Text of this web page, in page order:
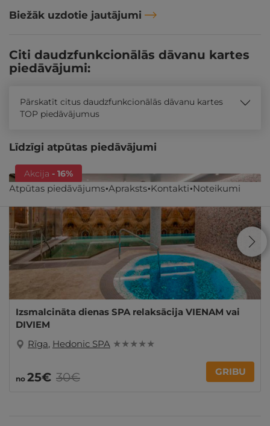
Biežāk uzdotie jautājumi
Atpūtas piedāvājums Apraksts Kontakti Noteikumi
Citi daudzfunkcionālās dāvanu kartes
piedāvājumi:
Pārskatīt citus daudzfunkcionālās dāvanu kartes
TOP piedāvājumus
Līdzīgi atpūtas piedāvājumi
Akcija - 16%
Izsmalcināta dienas SPA relaksācija VIENAM vai
DIVIEM
Rīga, Hedonic SPA ★ ★ ★ ★ ★
no 25€ 30€ GRIBU